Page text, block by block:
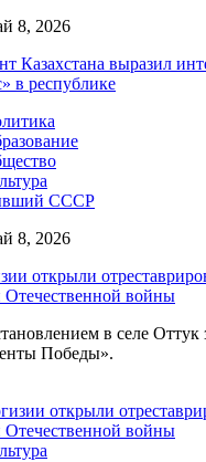
8, 2026
Казахстана выразил
в республике
СССР
8, 2026
открыли
Отечественной войны
в селе Оттук
Победы».